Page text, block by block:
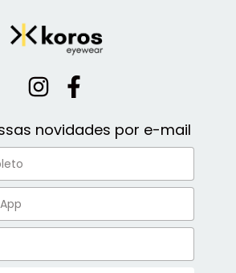
novidades por e-mail